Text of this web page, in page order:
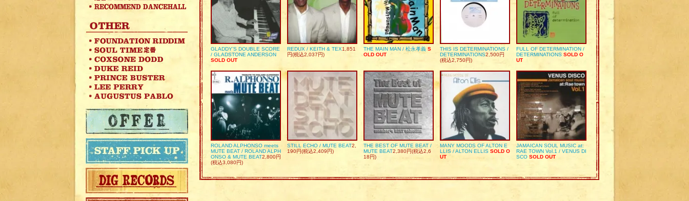
GLADDY’S DOUBLE SCORE
/ GLADSTONE ANDERSON
SOLD OUT
REDUX / KEITH & TEX1,851
円(税込2,037円)
THE MAIN MAN / 松永孝義 S
OLD OUT
THIS IS DETERMINATIONS /
DETERMINATIONS2,500円
(税込2,750円)
FULL OF DETERMINATION /
DETERMINATIONS SOLD O
UT
ROLAND ALPHONSO meets
MUTE BEAT / ROLAND ALPH
ONSO & MUTE BEAT2,800円
(税込3,080円)
STILL ECHO / MUTE BEAT2,
190円(税込2,409円)
THE BEST OF MUTE BEAT /
MUTE BEAT2,380円(税込2,6
18円)
MANY MOODS OF ALTON E
LLIS / ALTON ELLIS SOLD O
UT
JAMAICAN SOUL MUSIC at:
RAE TOWN Vol.1 / VENUS DI
SCO SOLD OUT